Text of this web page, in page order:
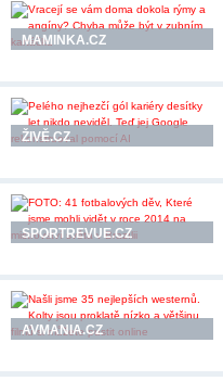
MAMINKA.CZ
ŽIVĚ.CZ
SPORTREVUE.CZ
AVMANIA.CZ